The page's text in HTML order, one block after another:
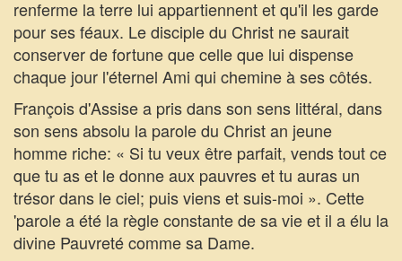
renferme la terre lui appartiennent et qu'il les garde
pour ses féaux. Le disciple du Christ ne saurait
conserver de fortune que celle que lui dispense
chaque jour l'éternel Ami qui chemine à ses côtés.
François d'Assise a pris dans son sens littéral, dans
son sens absolu la parole du Christ an jeune
homme riche: « Si tu veux être parfait, vends tout ce
que tu as et le donne aux pauvres et tu auras un
trésor dans le ciel; puis viens et suis-moi ». Cette
'parole a été la règle constante de sa vie et il a élu la
divine Pauvreté comme sa Dame.